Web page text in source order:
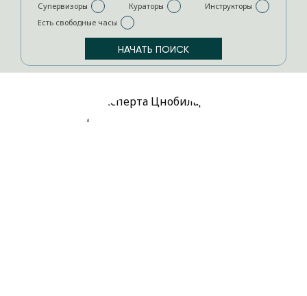
Супервизоры Кураторы
Инструкторы
Есть свободные часы